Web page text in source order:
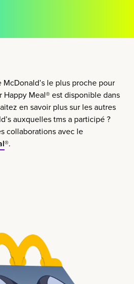
le plus proche pour
Happy Meal®est disponible dans
en savoir plus sur les autres
auxquelles tms a participé ?
collaborations avec le
®.